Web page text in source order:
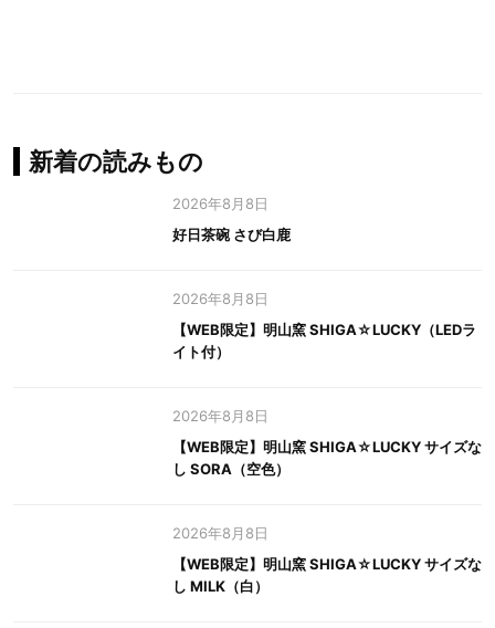
新着の読みもの
2026年8月8日
好日茶碗 さび白鹿
2026年8月8日
【WEB限定】明山窯 SHIGA☆LUCKY（LEDラ
イト付）
2026年8月8日
【WEB限定】明山窯 SHIGA☆LUCKY サイズな
し SORA（空色）
2026年8月8日
【WEB限定】明山窯 SHIGA☆LUCKY サイズな
し MILK（白）